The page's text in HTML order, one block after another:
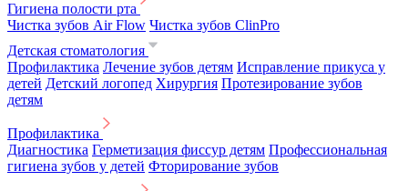
Гигиена полости рта
Чистка зубов Air Flow Чистка зубов ClinPro
Детская стоматология
Профилактика Лечение зубов детям Исправление прикуса у
детей Детский логопед Хирургия Протезирование зубов
детям
Профилактика
Диагностика Герметизация фиссур детям Профессиональная
гигиена зубов у детей Фторирование зубов